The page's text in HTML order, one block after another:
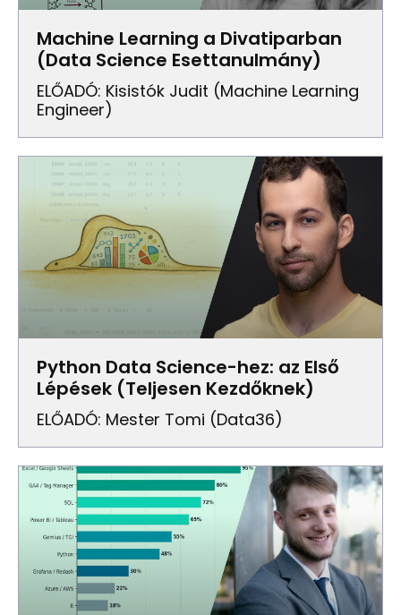
Machine Learning a Divatiparban
(Data Science Esettanulmány)
ELŐADÓ: Kisistók Judit (Machine Learning
Engineer)
Python Data Science-hez: az Első
Lépések (Teljesen Kezdőknek)
ELŐADÓ: Mester Tomi (Data36)